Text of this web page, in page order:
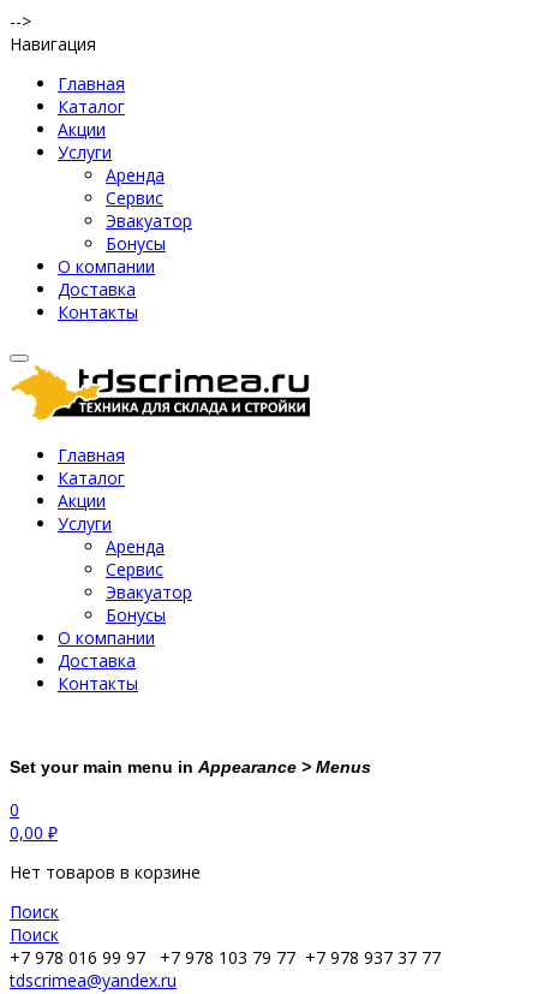
-->
Навигация
Главная
Каталог
Акции
Услуги
Аренда
Сервис
Эвакуатор
Бонусы
О компании
Доставка
Контакты
Главная
Каталог
Акции
Услуги
Аренда
Сервис
Эвакуатор
Бонусы
О компании
Доставка
Контакты
Set your main menu in Appearance > Menus
0
0,00 ₽
Нет товаров в корзине
Поиск
Поиск
+7 978 016 99 97
+7 978 103 79 77 +7 978 937 37 77
tdscrimea@yandex.ru